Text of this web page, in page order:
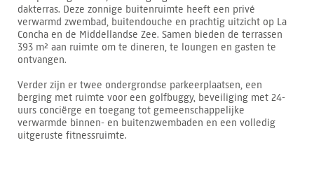
dakterras. Deze zonnige buitenruimte heeft een privé
verwarmd zwembad, buitendouche en prachtig uitzicht op La
Concha en de Middellandse Zee. Samen bieden de terrassen
393 m² aan ruimte om te dineren, te loungen en gasten te
ontvangen.
Verder zijn er twee ondergrondse parkeerplaatsen, een
berging met ruimte voor een golfbuggy, beveiliging met 24-
uurs conciërge en toegang tot gemeenschappelijke
verwarmde binnen- en buitenzwembaden en een volledig
uitgeruste fitnessruimte.